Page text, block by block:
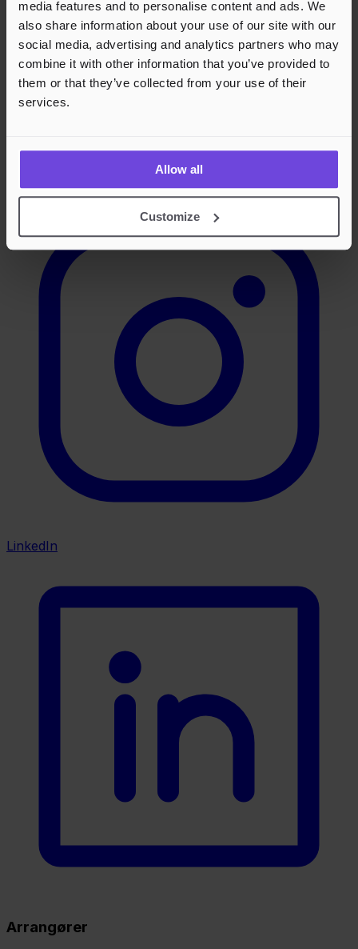
media features and to personalise content and ads. We
also share information about your use of our site with our
social media, advertising and analytics partners who may
combine it with other information that you’ve provided to
them or that they’ve collected from your use of their
services.
Allow all
Customize
LinkedIn
Arrangører